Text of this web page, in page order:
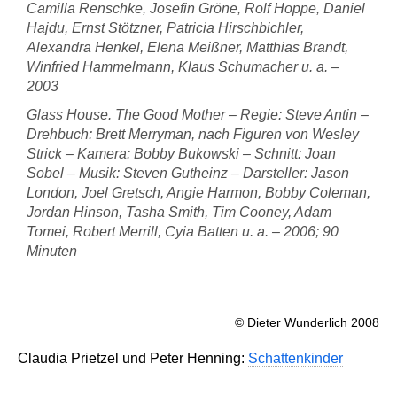
Camilla Renschke, Josefin Gröne, Rolf Hoppe, Daniel
Hajdu, Ernst Stötzner, Patricia Hirschbichler,
Alexandra Henkel, Elena Meißner, Matthias Brandt,
Winfried Hammelmann, Klaus Schumacher u. a. –
2003
Glass House. The Good Mother– Regie: Steve Antin –
Drehbuch: Brett Merryman, nach Figuren von Wesley
Strick – Kamera: Bobby Bukowski – Schnitt: Joan
Sobel – Musik: Steven Gutheinz – Darsteller: Jason
London, Joel Gretsch, Angie Harmon, Bobby Coleman,
Jordan Hinson, Tasha Smith, Tim Cooney, Adam
Tomei, Robert Merrill, Cyia Batten u. a. – 2006; 90
Minuten
© Dieter Wunderlich 2008
Claudia Prietzel und Peter Henning: Schattenkinder